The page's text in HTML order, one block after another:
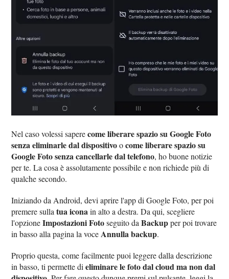
Nel caso volessi saperecome liberare spazio su Google Foto
senza eliminarle dal dispositivoocome liberare spazio su
Google Foto senza cancellarle dal telefono, ho buone notizie
per te. La cosa è assolutamente possibile e non richiede più di
qualche secondo.
Iniziando da Android, devi aprire l'app di Google Foto, per poi
premere sullatua iconain alto a destra. Da qui, scegliere
l'opzioneImpostazioni Fotoseguito daBackupper poi trovare
in basso alla pagina la voce Annulla backup.
Proprio questa, come facilmente puoi leggere dalla descrizione
in basso, ti permette dieliminare le foto dal cloud ma non dal